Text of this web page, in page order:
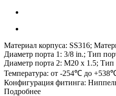
Материал корпуса: SS316;
Диаметр порта 1: 3/8 in.; Тип
Диаметр порта 2: M20 x 1.5; Тип
Температура: от -254℃ до
Конфигурация фитинга:
Подробнее